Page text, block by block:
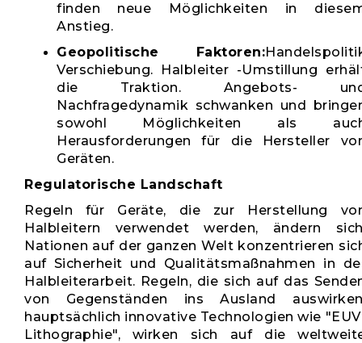
finden neue Möglichkeiten in
Anstieg.
Geopolitische Faktoren:
Verschiebung. Halbleiter -Umstillung
die Traktion. Angebots-
Nachfragedynamik schwanken und
sowohl Möglichkeiten als
Herausforderungen für die Hersteller
Geräten.
Regulatorische Landschaft
Regeln für Geräte, die zur Herstellung
Halbleitern verwendet werden, ändern
Nationen auf der ganzen Welt konzentrieren
auf Sicherheit und Qualitätsmaßnahmen in
Halbleiterarbeit. Regeln, die sich auf das
von Gegenständen ins Ausland
hauptsächlich innovative Technologien wie
Lithographie", wirken sich auf die